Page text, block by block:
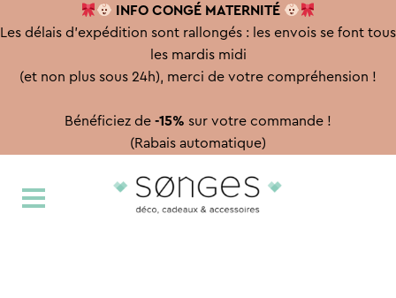
INFO CONGÉ MATERNITÉ
Les délais d'expédition sont rallongés : les envois se font tous
les mardis midi
(et non plus sous 24h), merci de votre compréhension !
Bénéficiez de -15% sur votre commande !
(Rabais automatique)
à
au